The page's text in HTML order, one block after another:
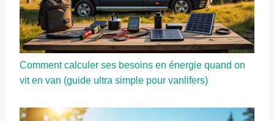
Comment calculer ses besoins en énergie quand on
vit en van (guide ultra simple pour vanlifers)